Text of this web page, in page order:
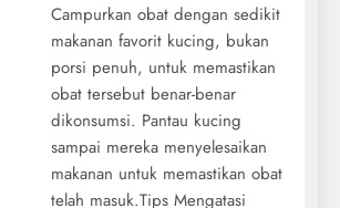
Campurkan obat dengan sedikit
makanan favorit kucing, bukan
porsi penuh, untuk memastikan
obat tersebut benar-benar
dikonsumsi. Pantau kucing
sampai mereka menyelesaikan
makanan untuk memastikan obat
telah masuk.Tips Mengatasi